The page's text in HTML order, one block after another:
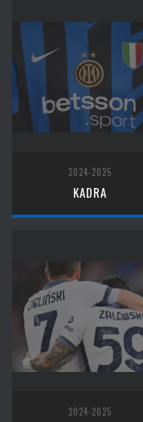
2024-2025
KADRA
2024-2025